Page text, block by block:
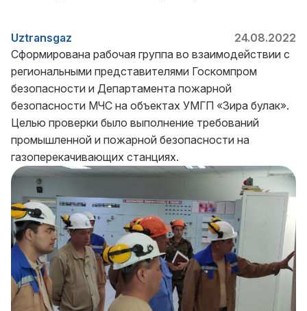
Uztransgaz
24.08.2022
Сформирована рабочая группа во взаимодействии с
региональными представителями Госкомпром
безопасности и Департамента пожарной
безопасности МЧС на объектах УМГП «Зира булак».
Целью проверки было выполнение требований
промышленной и пожарной безопасности на
газоперекачивающих станциях.